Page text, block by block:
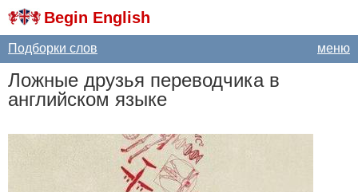
Begin English
меню
Подборки слов
Ложные друзья переводчика в
английском языке